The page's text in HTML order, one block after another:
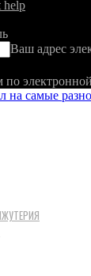
help
Ваш адрес
на самые